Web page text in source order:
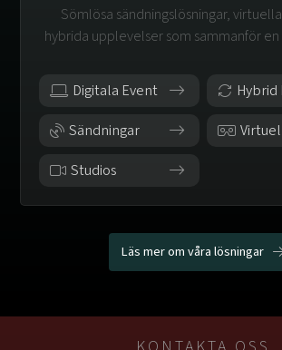
Sömlösa sändningslösningar,
hybrida upplevelser som sammanför
Digitala Event
Sändningar
Studios
Läs mer om våra lösningar